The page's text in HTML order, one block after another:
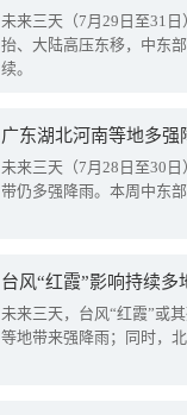
未来三天（7月29日至31
抬、大陆高压东移，中东
续。
广东湖北河南等地多
未来三天（7月28日至30
带仍多强降雨。本周中东
台风“红霞”影响持续
未来三天，台风“红霞”或
等地带来强降雨；同时，